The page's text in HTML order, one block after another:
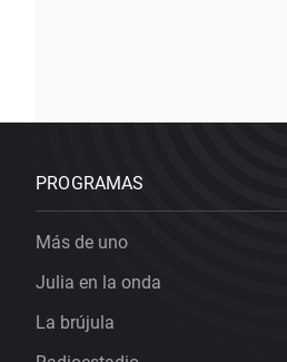
PROGRAMAS
Más de uno
Julia en la onda
La brújula